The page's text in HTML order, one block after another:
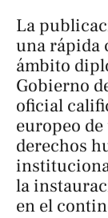
La
una rápida
ámbito
Gobierno
oficial
europeo
derechos
la
en el